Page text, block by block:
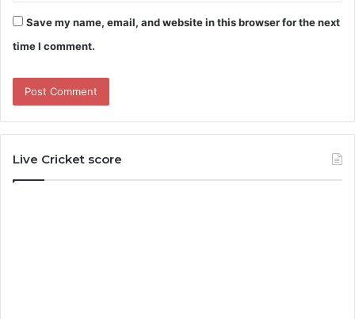
Save my name, email, and website in this browser for the next
time I comment.
Live Cricket score